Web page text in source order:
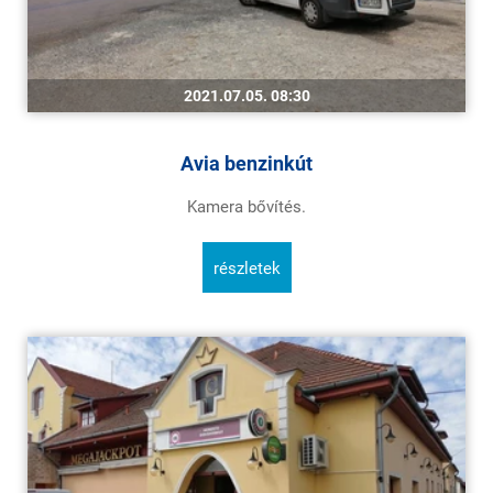
2021.07.05. 08:30
Avia benzinkút
Kamera bővítés.
részletek